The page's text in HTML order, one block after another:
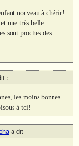
nouveau à chérir!
une très belle
sont proches des
:
les moins bonnes
à toi!
a dit :